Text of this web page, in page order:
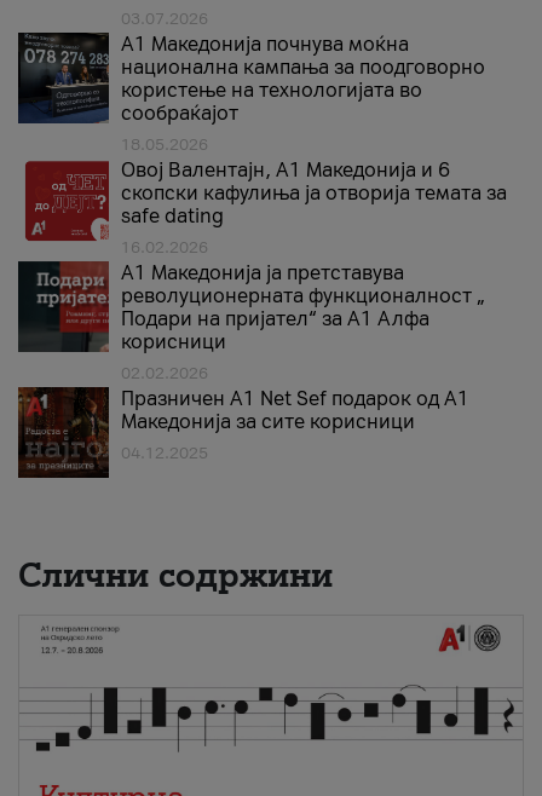
03.07.2026
A1 Македонија почнува моќна
национална кампања за поодговорно
користење на технологијата во
сообраќајот
18.05.2026
Овој Валентајн, A1 Македонија и 6
скопски кафулиња ја отворија темата за
safe dating
16.02.2026
А1 Македонија ја претставува
револуционерната функционалност „
Подари на пријател“ за А1 Алфа
корисници
02.02.2026
Празничен A1 Net Sеf подарок од А1
Македонија за сите корисници
04.12.2025
Слични содржини